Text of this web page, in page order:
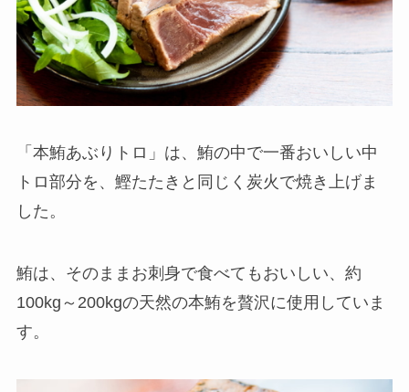
「本鮪あぶりトロ」は、鮪の中で一番おいしい中
トロ部分を、鰹たたきと同じく炭火で焼き上げま
した。
鮪は、そのままお刺身で食べてもおいしい、約
100kg～200kgの天然の本鮪を贅沢に使用していま
す。